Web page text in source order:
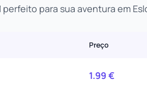
para sua aventura em
Preço
1.99 €